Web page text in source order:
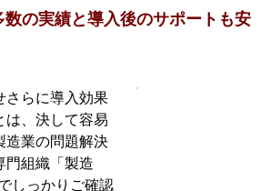
数の実績と導入後のサポートも安
さらに導入効果
は、決して容易
造業の問題解決
門組織「製造
しっかりご確認